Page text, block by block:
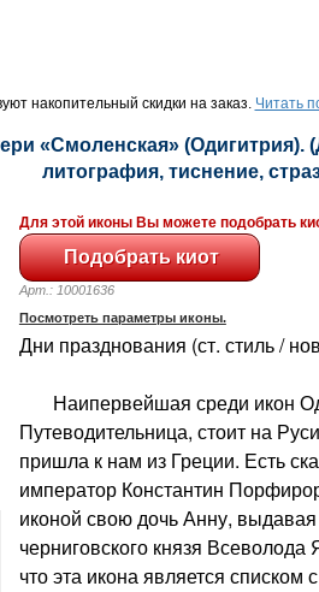
накопительный скидки на заказ. Читать
«Смоленская» (Одигитрия).
литография, тиснение,
Для этой иконы Вы можете подобрать
Арт.: 10001636
Посмотреть параметры иконы.
Дни празднования (ст. стиль /
Наипервейшая среди икон
Путеводительница, стоит на
пришла к нам из Греции. Есть
император Константин
иконой свою дочь Анну,
черниговского князя
что эта икона является списком